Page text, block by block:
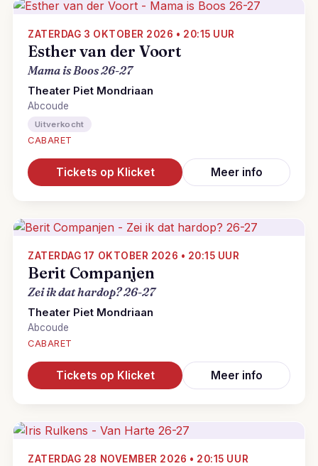
ZATERDAG 3 OKTOBER 2026 • 20:15 UUR
Esther van der Voort
Mama is Boos 26-27
Theater Piet Mondriaan
Abcoude
Uitverkocht
CABARET
Tickets op Klicket Meer info
ZATERDAG 17 OKTOBER 2026 • 20:15 UUR
Berit Companjen
Zei ik dat hardop? 26-27
Theater Piet Mondriaan
Abcoude
CABARET
Tickets op Klicket Meer info
ZATERDAG 28 NOVEMBER 2026 • 20:15 UUR